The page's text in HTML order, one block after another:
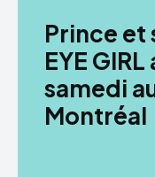
Prince et
EYE
samedi
Montréal